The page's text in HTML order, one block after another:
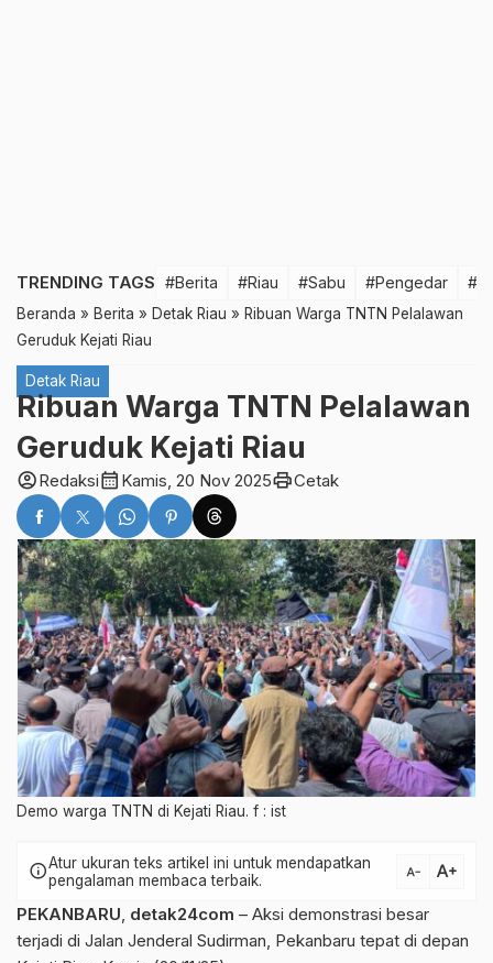
TRENDING TAGS #Berita #Riau #Sabu #Pengedar
Beranda » Berita » Detak Riau » Ribuan Warga TNTN Pelalawan
Geruduk Kejati Riau
Detak Riau
Ribuan Warga TNTN Pelalawan
Geruduk Kejati Riau
account_circleRedaksicalendar_month Kamis, 20 Nov 2025printCetak
Demo warga TNTN di Kejati Riau. f : ist
infoAtur ukuran teks artikel ini untuk mendapatkan
pengalaman membaca terbaik.
text_decrease text_increase
PEKANBARU detak24com – Aksi demonstrasi besar
terjadi di Jalan Jenderal Sudirman, Pekanbaru tepat di depan